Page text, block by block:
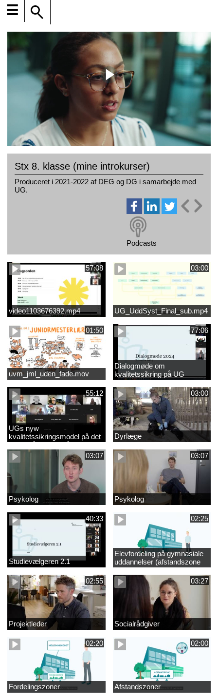
☰
Stx 8. klasse (mine introkurser)
Produceret i 2021-2022 af DEG og DG i samarbejde med
UG.
Podcasts
57:08
video1103676392.mp4
03:00
UG_UddSyst_Final_sub.mp4
01:50
uvm_jml_uden_fade.mov
77:06
Dialogmøde om
kvalitetssikring på UG
55:12
UGs nyw
kvalitetssikringsmodel på det
videregående område
03:00
Dyrlæge
03:07
Psykolog
03:07
Psykolog
40:33
Studievælgeren 2.1
02:25
Elevfordeling på gymnasiale
uddannelser (afstandszone
redigeret)
02:55
Projektleder
03:27
Socialrådgiver
02:20
Fordelingszoner
02:00
Afstandszoner